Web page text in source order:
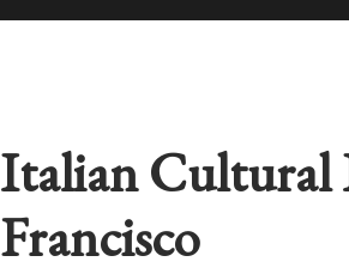
Italian Cultural
Francisco